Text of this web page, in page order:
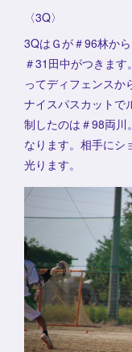
〈3Q〉
3QはＧが＃96林か
＃31田中がつきま
ってディフェンスか
ナイスパスカットで
制したのは＃98両川
なります。相手にシ
光ります。